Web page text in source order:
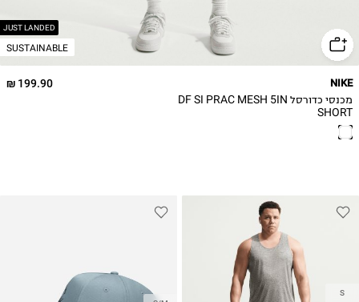
JUST LANDED
SUSTAINABLE
199.90 ₪ NIKE
מכנסי כדורסל DF SI PRAC MESH 5IN
SHORT
S